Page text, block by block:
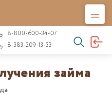
8-800-600-34-07
8-383-209-13-33
займа